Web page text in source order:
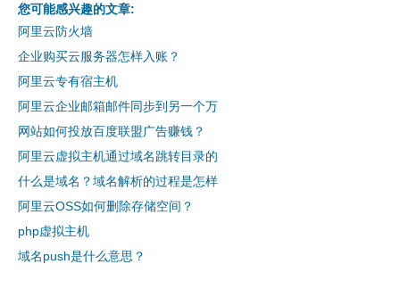
您可能感兴趣的文章:
阿里云防火墙
企业购买云服务器怎样入账？
阿里云专有宿主机
阿里云企业邮箱邮件同步到另一个万
网站如何投放百度联盟广告赚钱？
阿里云虚拟主机通过域名跳转目录的
什么是域名？域名解析的过程是怎样
阿里云OSS如何删除存储空间？
php虚拟主机
域名push是什么意思？